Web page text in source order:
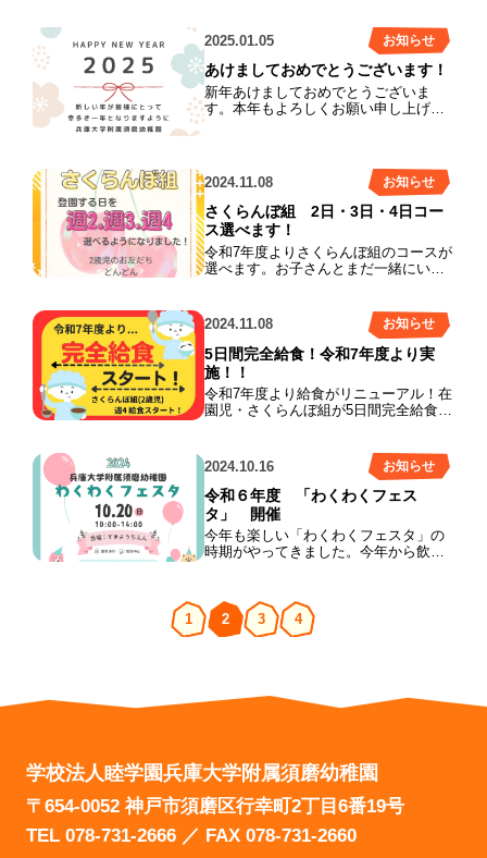
い。＜078-731-2666＞
しく過ごしましょう。 開催時間は、10
時～11時です。遊戯室に集まりましょ
う。 てさげバックを 持って来てくだ
さい。みんなに 会えるのを楽しみに
しています。 保護者の方も一緒に参加
お越しください。一緒に遊戯室にお入
かります。アルバムを準備してお待ち
しております。 お詫び 年度末に7月31
日とお知らせしておりましたが、宿泊
保育の日程調整の兼ね合いで7月29日に
日程変更となりました。予定されてい
た方は、大変申し訳ございません。お
詫び申し上げます。 ☆お願い☆ 使わな
す。秋のわくわくフェスタでリサイク
ルコーナーで活用させていただきま
す。持ってきてくれた方には、ささや
かなプレゼントも！ぜひ同園会の日に
持ってきてください。
2025.01.05 お知らせ
あけましておめでとうございます！
新年あけましておめでとうございま
す。本年もよろしくお願い申し上げま
す。 今年も子ども達と共に賑やかな園
念じ申し上げます。 始業式は1月7日
（火）です。3学期も元気いっぱい過ご
しましょう！！
2024.11.08 お知らせ
さくらんぼ組 2日・3日・4日コー
ス選べます！
令和7年度よりさくらんぼ組のコースが
選べます。お子さんとまだ一緒にいた
てほしいなど、色々ご要望にお応えし
てコースをお選びいただけるようにな
りました。令和7年度の未就園児さくら
んぼ組もまだまだ募集しています。詳
しくは、HPまたは幼稚園までいつでも
ご連絡ください。
2024.11.08 お知らせ
5日間完全給食！令和7年度より実
施！！
令和7年度より給食がリニューアル！在
園児・さくらんぼ組が5日間完全給食に
です。お楽しみに！
2024.10.16 お知らせ
令和６年度 「わくわくフェス
タ」 開催
今年も楽しい「わくわくフェスタ」の
時期がやってきました。今年から飲食
越しください！楽しいゲームや充実の
寄贈品コーナーもあり盛り沢山です。
ぜひお誘い合わせの上、皆様のご来会
駐車場はありません。近隣のパーキン
1 2 3 4
学校法人睦学園兵庫大学附属須磨幼稚園
〒654-0052 神戸市須磨区行幸町2丁目6番19号
TEL 078-731-2666 ／ FAX 078-731-2660